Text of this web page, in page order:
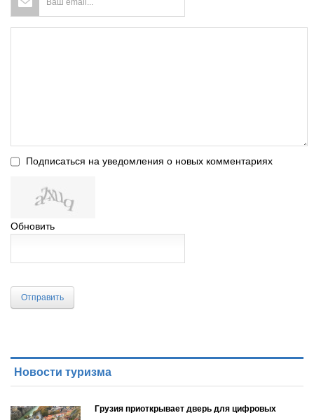
Подписаться на уведомления о новых комментариях
Обновить
Отправить
Новости туризма
Грузия приоткрывает дверь для цифровых